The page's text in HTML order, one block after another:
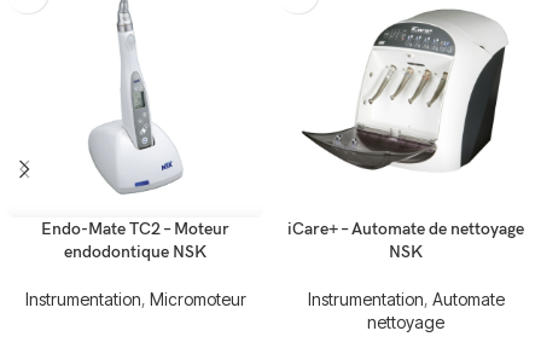
Endo-Mate TC2 – Moteur
endodontique NSK
Instrumentation, Micromoteur
iCare+ – Automate de nettoyage
NSK
Instrumentation, Automate
nettoyage